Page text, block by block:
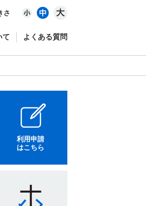
さ
て よくある質問
利用申請
はこちら